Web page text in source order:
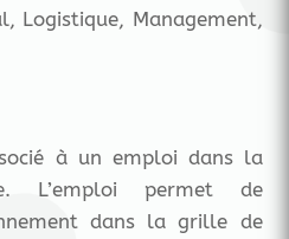
Logistique, Management,
à un emploi dans la
L’emploi permet de
dans la grille de